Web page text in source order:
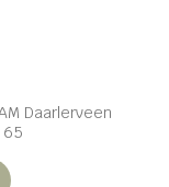
Daarlerveen
65